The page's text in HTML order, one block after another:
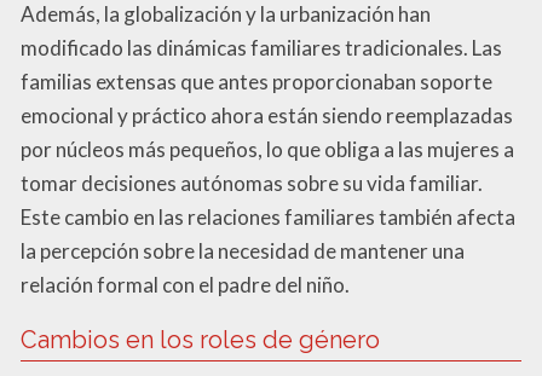
Además, la globalización y la urbanización han
modificado las dinámicas familiares tradicionales. Las
familias extensas que antes proporcionaban soporte
emocional y práctico ahora están siendo reemplazadas
por núcleos más pequeños, lo que obliga a las mujeres a
tomar decisiones autónomas sobre su vida familiar.
Este cambio en las relaciones familiares también afecta
la percepción sobre la necesidad de mantener una
relación formal con el padre del niño.
Cambios en los roles de género